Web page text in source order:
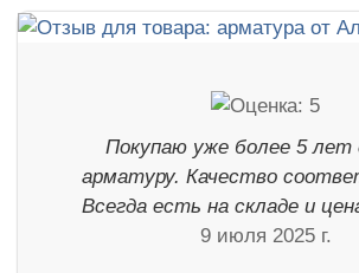
Покупаю уже более 5 лет
арматуру. Качество
Всегда есть на складе и
9 июля 2025 г.